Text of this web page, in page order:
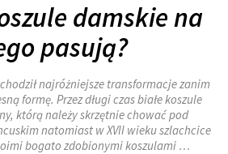
damskie na
pasują?
najróżniejsze transformacje zanim
formę. Przez długi czas białe koszule
którą należy skrzętnie chować pod
natomiast w XVII wieku szlachcice
bogato zdobionymi koszulami …